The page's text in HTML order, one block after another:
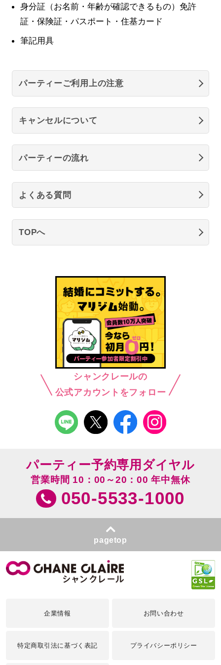
身分証（お名前・年齢が確認できるもの）免許
証・保険証・パスポート・住基カード
筆記用具
パーティーご利用上の注意
キャンセルについて
パーティーの流れ
よくある質問
TOPへ
シャンクレールの
公式アカウントをフォロー
パーティー予約専用ダイヤル
営業時間 10：00～20：00 年中無休
050-5533-1000
pagetop
企業情報 お問い合わせ
特定商取引法に基づく表記 プライバシーポリシー